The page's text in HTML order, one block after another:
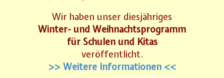
Wir haben unser diesjähriges
Winter- und Weihnachtsprogramm
für Schulen und Kitas
veröffentlicht.
>> Weitere Informationen <<